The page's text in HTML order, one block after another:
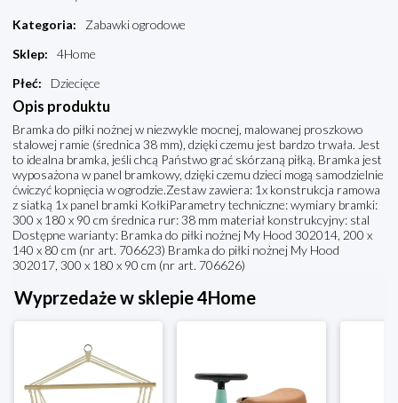
Kategoria:
Zabawki ogrodowe
Sklep:
4Home
Płeć: Dziecięce
Opis produktu
Bramka do piłki nożnej w niezwykle mocnej, malowanej proszkowo
stalowej ramie (średnica 38 mm), dzięki czemu jest bardzo trwała. Jest
to idealna bramka, jeśli chcą Państwo grać skórzaną piłką. Bramka jest
wyposażona w panel bramkowy, dzięki czemu dzieci mogą samodzielnie
ćwiczyć kopnięcia w ogrodzie.Zestaw zawiera: 1x konstrukcja ramowa
z siatką 1x panel bramki KołkiParametry techniczne: wymiary bramki:
300 x 180 x 90 cm średnica rur: 38 mm materiał konstrukcyjny: stal
Dostępne warianty: Bramka do piłki nożnej My Hood 302014, 200 x
140 x 80 cm (nr art. 706623) Bramka do piłki nożnej My Hood
302017, 300 x 180 x 90 cm (nr art. 706626)
Wyprzedaże w sklepie 4Home